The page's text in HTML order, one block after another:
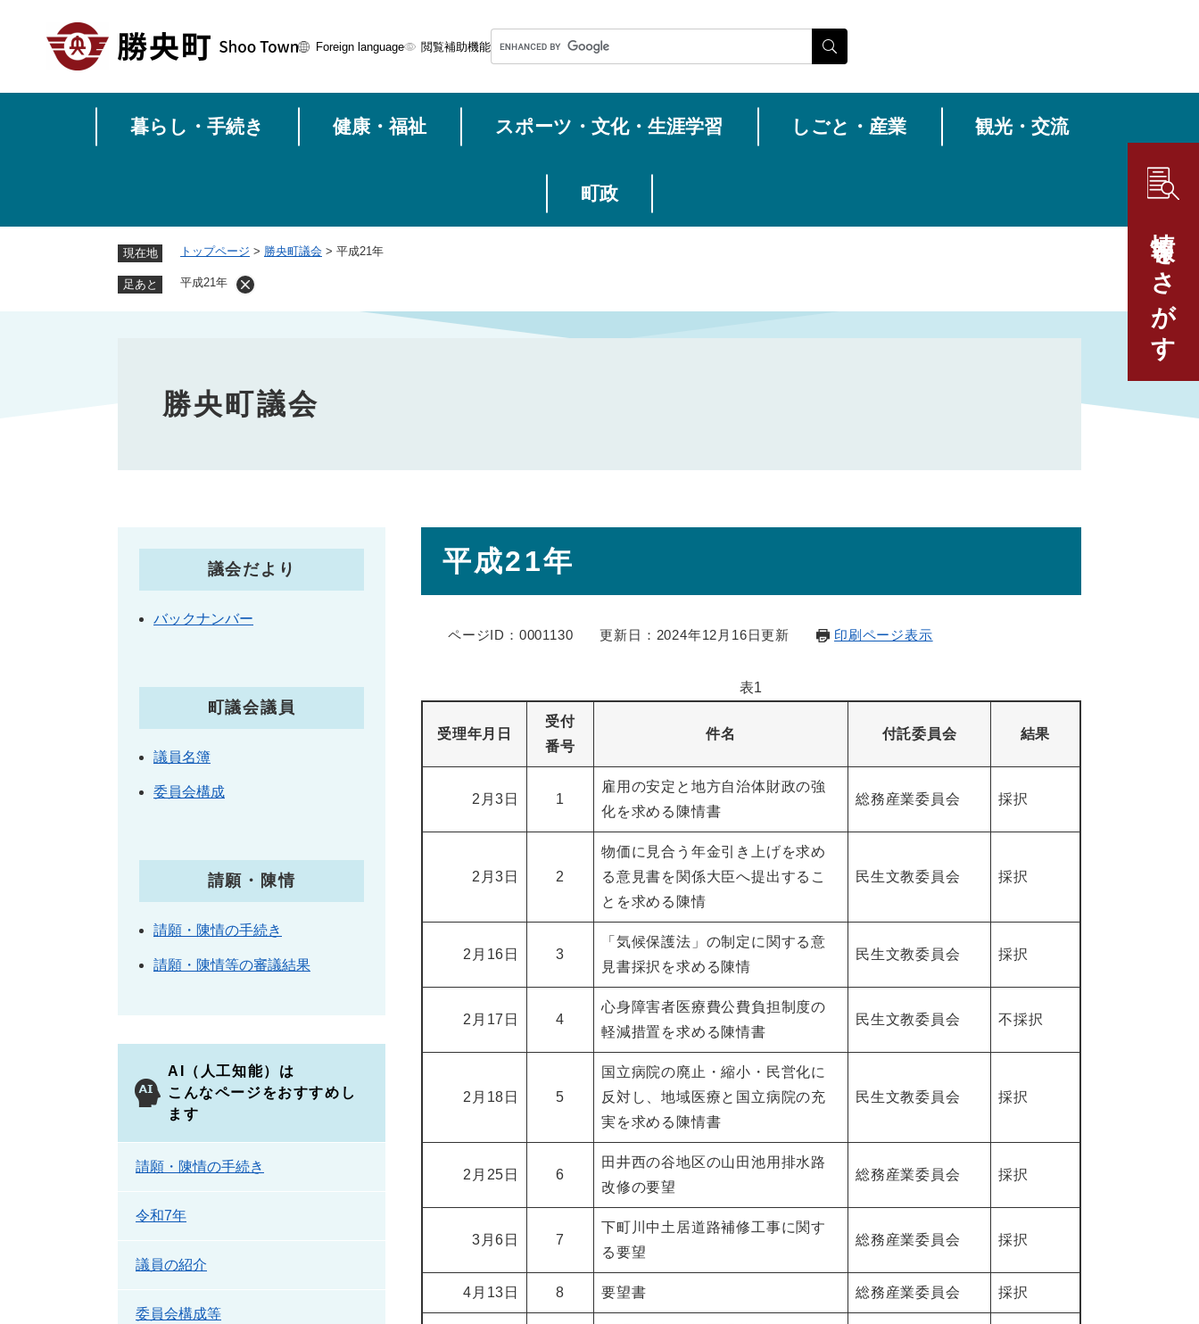
先
情報をさがす
Foreign language 閲覧補助機能
o
ム
暮らし・手続き 健康・福祉 スポーツ・文化・生涯学習 しごと・産業 観光・交流
町政
現在地 トップページ > 勝央町議会 > 平成21年
足あと 平成21年
勝央町議会
平成21年
ページID：0001130 更新日：2024年12月16日更新 印刷ページ表示
表1
受理年月日
受付
番号
件名 付託委員会 結果
2月3日 1
雇用の安定と地方自治体財政の強
化を求める陳情書
総務産業委員会 採択
2月3日 2
物価に見合う年金引き上げを求め
る意見書を関係大臣へ提出するこ
とを求める陳情
民生文教委員会 採択
2月16日 3
「気候保護法」の制定に関する意
見書採択を求める陳情
民生文教委員会 採択
2月17日 4
心身障害者医療費公費負担制度の
軽減措置を求める陳情書
民生文教委員会 不採択
2月18日 5
国立病院の廃止・縮小・民営化に
反対し、地域医療と国立病院の充
実を求める陳情書
民生文教委員会 採択
2月25日 6
田井西の谷地区の山田池用排水路
改修の要望
総務産業委員会 採択
3月6日 7
下町川中土居道路補修工事に関す
る要望
総務産業委員会 採択
4月13日 8 要望書 総務産業委員会 採択
議会だより
バックナンバー
町議会議員
議員名簿
委員会構成
請願・陳情
請願・陳情の手続き
請願・陳情等の審議結果
AI（人工知能）は
こんなページをおすすめし
ます
請願・陳情の手続き
令和7年
議員の紹介
委員会構成等